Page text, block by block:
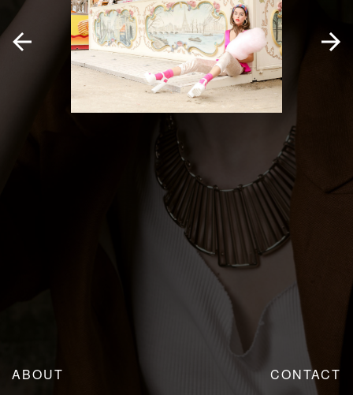
ABOUT CONTACT